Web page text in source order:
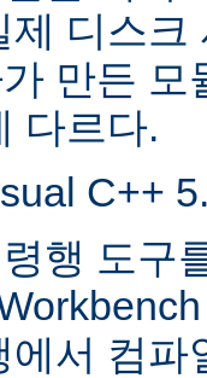
제 디스크
만든 모
다르다.
C++
행 도구
에서 컴